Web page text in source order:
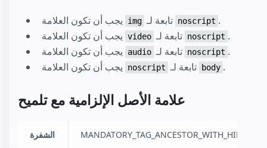
img noscript .
video noscript .
audio noscript .
noscript body .
علامة الأصل الإلزامية مع تلميح
الشفرة MANDATORY_TAG_ANCESTOR_WITH_HINT